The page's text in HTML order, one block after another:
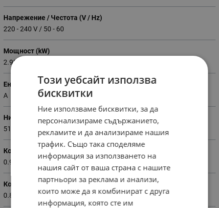
Напрежение / Честота (V / Hz)
220 - 240 V / 50 - 60
Мощност (kW)
2.98
Енергиен клас
A
Ниво на шума (dB)
51
Консумация на енергия конвенционална (kWh)
0.93
Консумация на енергия конвекционална (kWh)
0.81
Този уебсайт използва
бисквитки
Ние използваме бисквитки, за да
персонализираме съдържанието,
рекламите и да анализираме нашия
трафик. Също така споделяме
информация за използването на
нашия сайт от ваша страна с нашите
партньори за реклама и анализи,
които може да я комбинират с друга
информация, която сте им